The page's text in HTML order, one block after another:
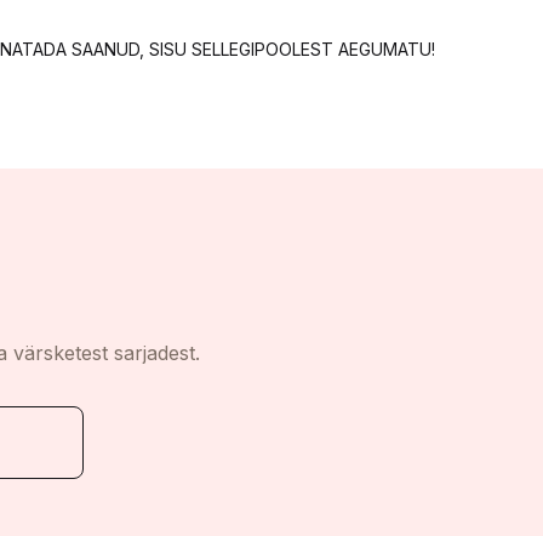
SAANUD, SISU SELLEGIPOOLEST AEGUMATU!
värsketest sarjadest.